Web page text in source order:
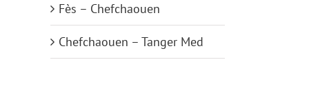
Fès – Chefchaouen
Chefchaouen – Tanger Med